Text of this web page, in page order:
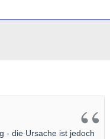
- die Ursache ist jedoch